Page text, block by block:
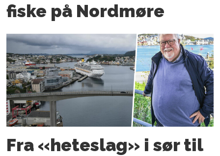
fiske på Nordmøre
Fra «heteslag» i sør til